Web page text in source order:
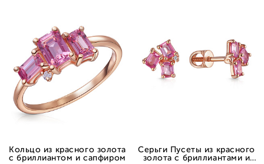
Кольцо из красного золота
с бриллиантом и сапфиром
Серьги Пусеты из красного
золота с бриллиантами и